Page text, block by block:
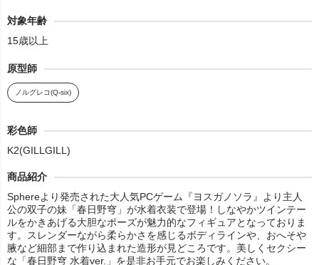
対象年齢
15歳以上
原型師
ノルグレコ(Q-six)
彩色師
K2(GILLGILL)
商品紹介
Sphereより発売された大人気PCゲーム『ヨスガノソラ』より主人
公の双子の妹「春日野穹」が水着衣装で登場！しなやかツインテー
ルをかきあげる大胆なポーズが魅力的なフィギュアとなっておりま
す。スレンダーながら柔らかさを感じるボディラインや、おへそや
腋など細部まで作り込まれた造形が見どころです。美しくセクシー
な「春日野穹 水着ver.」を是非お手元でお楽しみください。